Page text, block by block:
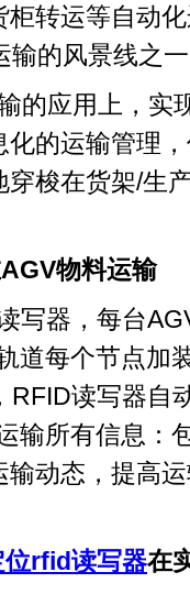
转运等自动
输的风景线之
的应用上，实
的运输管理
梭在货架/生
物料运输
写器，每台
道每个节点加
RFID读写器自
输所有信息：
动态，提高
位rfid读写器在